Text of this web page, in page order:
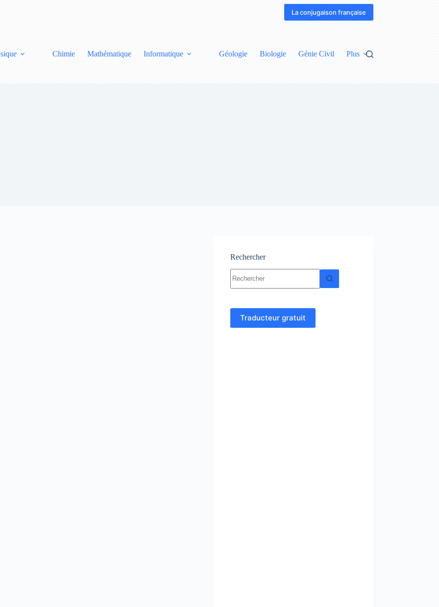
La conjugaison française
Chimie Mathématique Informatique Géologie Biologie Génie Civil Plus
Rechercher
résultat
Traducteur gratuit